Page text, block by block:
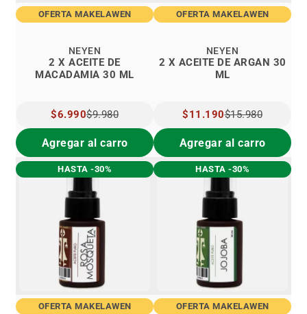
OFERTA MAKELAWEN
2 X ACEITE DE
MACADAMIA 30 ML
NEYEN
PRECIO
ESPECIAL
$6.990$9.980
Agregar al carro
OFERTA MAKELAWEN
2 X ACEITE DE ARGAN 30
ML
NEYEN
PRECIO
ESPECIAL
$11.190$15.980
Agregar al carro
HASTA -30%
OFERTA MAKELAWEN
HASTA -30%
OFERTA MAKELAWEN